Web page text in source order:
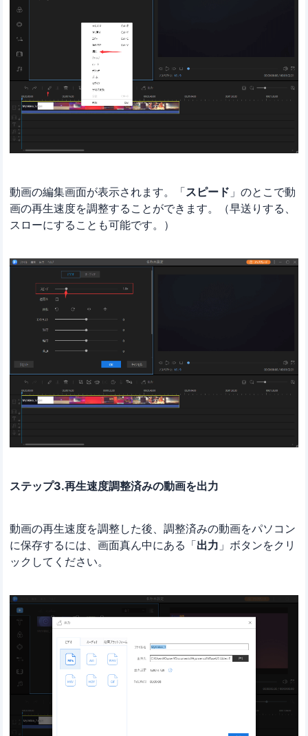
動画の編集画面が表示されます。「スピード 」のとこで動
画の再生速度を調整することができます。（早送りする、
スローにすることも可能です。）
ステップ3.再生速度調整済みの動画を出力
動画の再生速度を調整した後、調整済みの動画をパソコン
に保存するには、画面真ん中にある「出力 」ボタンをクリ
ックしてください。